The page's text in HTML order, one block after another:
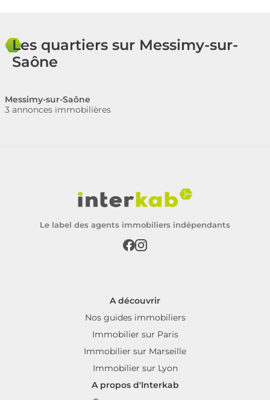
Les quartiers sur Messimy-sur-
Saône
Messimy-sur-Saône
3 annonces immobilières
Le label des agents immobiliers indépendants
A découvrir
Nos guides immobiliers
Immobilier sur Paris
Immobilier sur Marseille
Immobilier sur Lyon
A propos d'Interkab